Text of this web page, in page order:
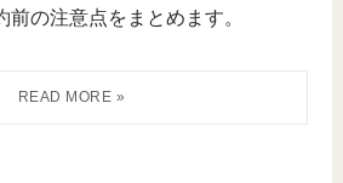
前の注意点をまとめます。